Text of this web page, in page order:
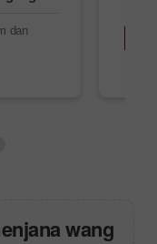
dan
wang